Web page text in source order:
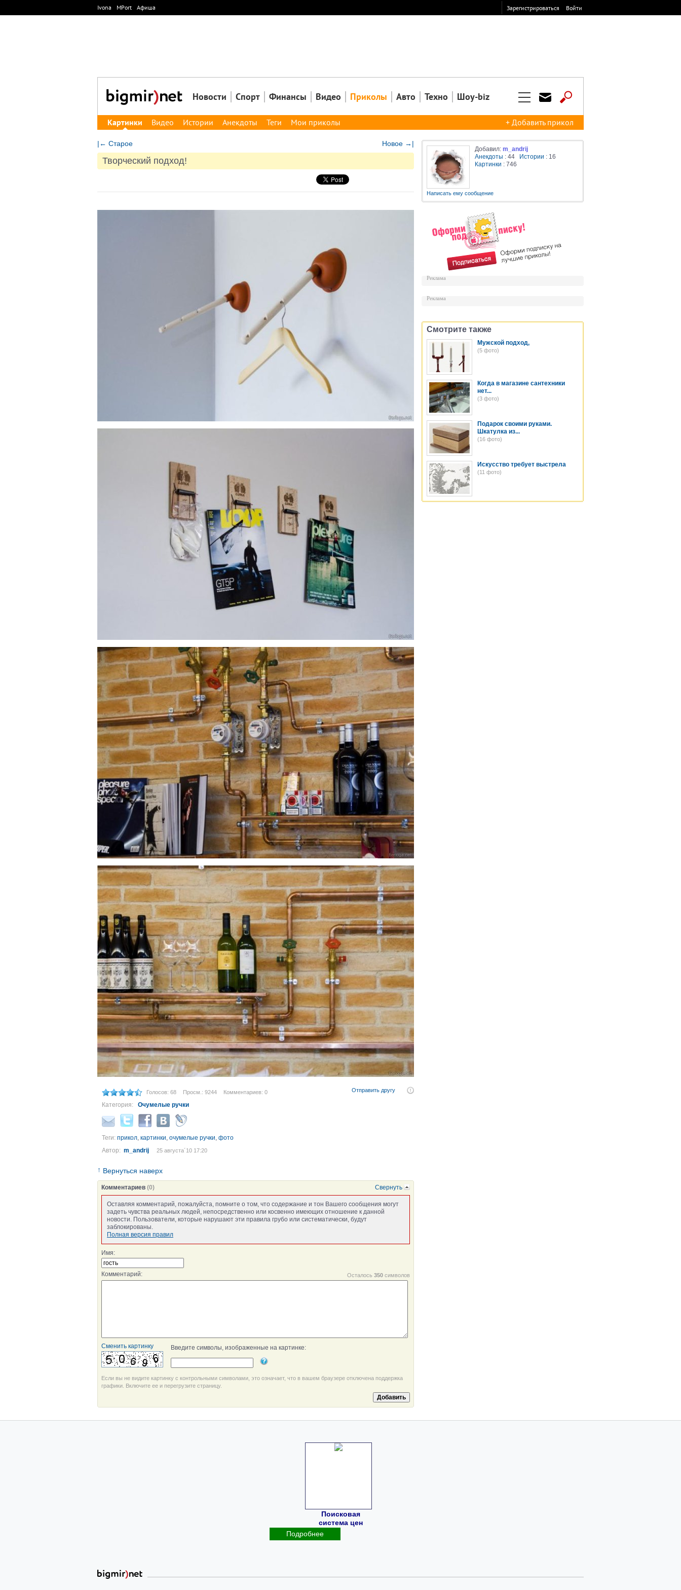
Закрыть
Ivona MPort Афиша Зарегистрироваться Войти
Новости Спорт Финансы Видео Приколы Авто Техно Шоу-biz
Картинки Видео Истории Анекдоты Теги Мои приколы + Добавить прикол
|← Старое Новое →|
Творческий подход!
Голосов: 68 Просм.: 9244 Комментариев: 0 Отправить другу
Категория: Очумелые ручки
Теги: прикол, картинки, очумелые ручки, фото
Автор: m_andrij 25 августа´10 17:20
↑ Вернуться наверх
Свернуть
Комментариев (0)
Оставляя комментарий, пожалуйста, помните о том, что содержание и тон Вашего сообщения могут
задеть чувства реальных людей, непосредственно или косвенно имеющих отношение к данной
новости. Пользователи, которые нарушают эти правила грубо или систематически, будут
заблокированы.
Полная версия правил
Имя:
Осталось 350 символов
Комментарий:
Сменить картинку Введите символы, изображенные на картинке:
Если вы не видите картинку с контрольными символами, это означает, что в вашем браузере отключена поддержка
графики. Включите ее и перегрузите страницу.
Добавил: m_andrij
Анекдоты : 44 Истории : 16
Картинки : 746
Написать ему сообщение
Реклама
Реклама
Смотрите также
Мужской подход,
(5 фото)
Когда в магазине сантехники
нет...
(3 фото)
Подарок своими руками.
Шкатулка из...
(16 фото)
Искусство требует выстрела
(11 фото)
Поисковая
система цен
Подробнее